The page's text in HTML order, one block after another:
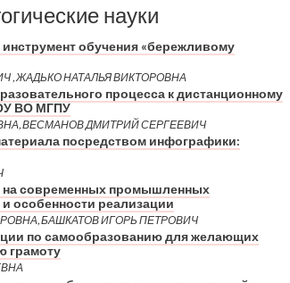
науки
обучения «бережливому
, ЖАДЬКО НАТАЛЬЯ ВИКТОРОВНА
процесса к дистанционному
ВО МГПУ
ВЕСМАНОВ ДМИТРИЙ СЕРГЕЕВИЧ
посредством инфографики:
на современных промышленных
особенности реализации
БАШКАТОВ ИГОРЬ ПЕТРОВИЧ
по самообразованию для желающих
грамоту